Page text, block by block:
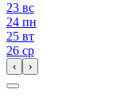
23 вс
24 пн
25 вт
26 ср
‹ ›